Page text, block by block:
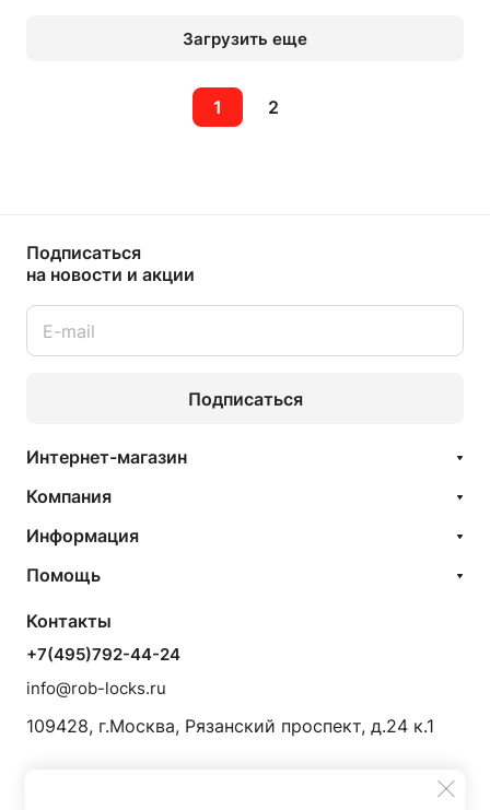
Загрузить еще
1 2
Подписаться
на новости и акции
Подписаться
Интернет-магазин
Компания
Информация
Помощь
Контакты
+7(495)792-44-24
info@rob-locks.ru
109428, г.Москва, Рязанский проспект, д.24 к.1